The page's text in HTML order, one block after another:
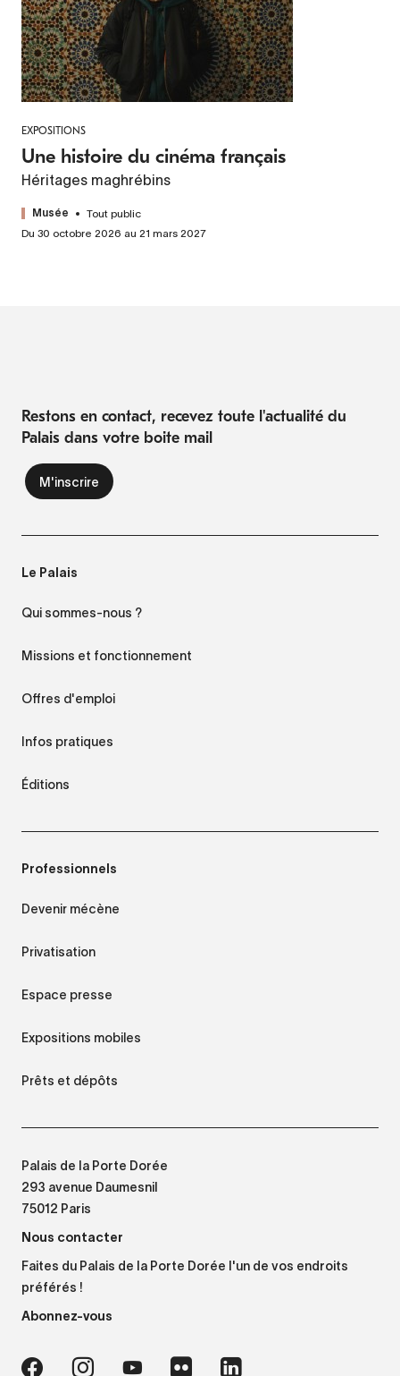
EXPOSITIONS
Une histoire du cinéma français
Héritages maghrébins
Musée
Tout public
Du 30 octobre 2026 au 21 mars 2027
Restons en contact, recevez toute l'actualité du
Palais dans votre boite mail
Le Palais
Qui sommes-nous ?
Missions et fonctionnement
Offres d'emploi
Infos pratiques
Éditions
Professionnels
Devenir mécène
Privatisation
Espace presse
Expositions mobiles
Prêts et dépôts
Palais de la Porte Dorée
293 avenue Daumesnil
75012 Paris
Nous contacter
Faites du Palais de la Porte Dorée l'un de vos endroits
préférés !
Abonnez-vous